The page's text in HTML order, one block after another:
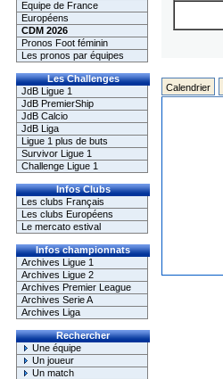
Equipe de France
Européens
CDM 2026
Pronos Foot féminin
Les pronos par équipes
Les Challenges
JdB Ligue 1
JdB PremierShip
JdB Calcio
JdB Liga
Ligue 1 plus de buts
Survivor Ligue 1
Challenge Ligue 1
Infos Clubs
Les clubs Français
Les clubs Européens
Le mercato estival
Infos championnats
Archives Ligue 1
Archives Ligue 2
Archives Premier League
Archives Serie A
Archives Liga
Rechercher
Une équipe
Un joueur
Un match
Calendrier